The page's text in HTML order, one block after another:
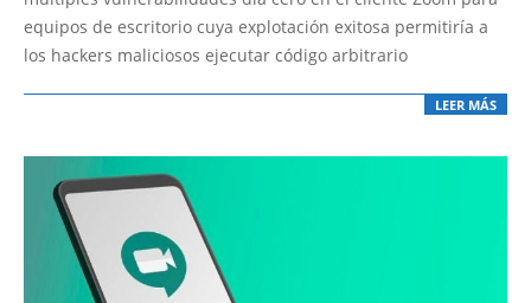
equipos de escritorio cuya explotación exitosa permitiría a
los hackers maliciosos ejecutar código arbitrario
LEER MÁS